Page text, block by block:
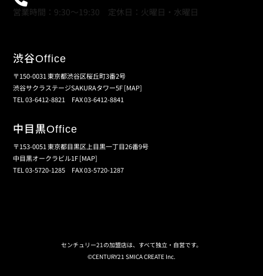
営業時間：9:30～19:30 定休日：火曜日・水曜日
渋谷Office
〒150-0031 東京都渋谷区桜丘町3番2号
渋谷サクラステージSAKURAタワー5F[MAP]
TEL 03-6412-8821 FAX 03-6412-8841
中目黒Office
〒153-0051 東京都目黒区上目黒一丁目26番9号
中目黒オークラビル1F[MAP]
TEL 03-5720-1285 FAX 03-5720-1287
センチュリー21の加盟店は、すべて独立・自営です。
©CENTURY21 SMICA CREATE Inc.